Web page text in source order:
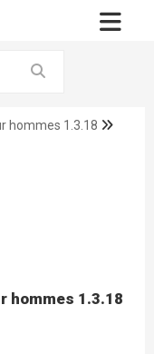
hommes 1.3.18
hommes 1.3.18